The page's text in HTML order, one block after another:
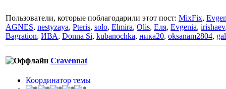
Пользователи, которые поблагодарили этот пост: MixFix,
AGNES, nestyzaya, Pteris, solo, Elmira, Olis, Еля, Evgenia, irishaev
Bagration, ИВА, Donna Si, kubanochka, ника20, oksanam2804,
Cravennat
Координатор темы